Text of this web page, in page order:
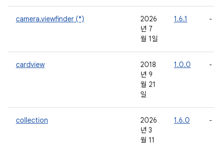
camera.viewfinder (*)
2026
년 7
월 1일
1.6.1 -
cardview
2018
년 9
월 21
일
1.0.0 -
collection
2026
년 3
월 11
1.6.0 -